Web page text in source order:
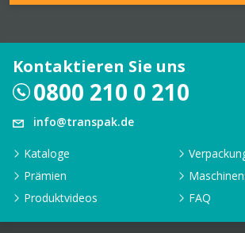
Kontaktieren Sie uns
0800 210 0 210
info@transpak.de
Kataloge
Prämien
Produktvideos
FAQ